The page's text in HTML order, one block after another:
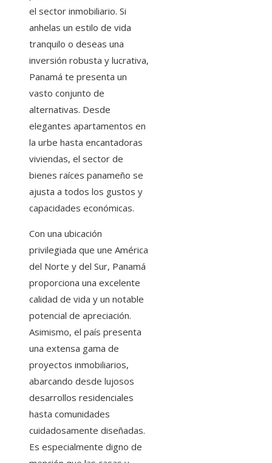
el sector inmobiliario. Si
anhelas un estilo de vida
tranquilo o deseas una
inversión robusta y lucrativa,
Panamá te presenta un
vasto conjunto de
alternativas. Desde
elegantes apartamentos en
la urbe hasta encantadoras
viviendas, el sector de
bienes raíces panameño se
ajusta a todos los gustos y
capacidades económicas.
Con una ubicación
privilegiada que une América
del Norte y del Sur, Panamá
proporciona una excelente
calidad de vida y un notable
potencial de apreciación.
Asimismo, el país presenta
una extensa gama de
proyectos inmobiliarios,
abarcando desde lujosos
desarrollos residenciales
hasta comunidades
cuidadosamente diseñadas.
Es especialmente digno de